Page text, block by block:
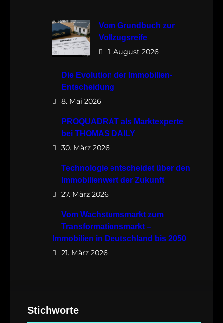
Vom Grundbuch zur
Vollzugsreife
1. August 2026
Die Evolution der Immobilien-
Entscheidung
8. Mai 2026
PROQUADRAT als Marktexperte
bei THOMAS DAILY
30. März 2026
Technologie entscheidet über den
Immobilienwert der Zukunft
27. März 2026
Vom Wachstumsmarkt zum
Transformationsmarkt –
Immobilien in Deutschland bis 2050
21. März 2026
Stichworte